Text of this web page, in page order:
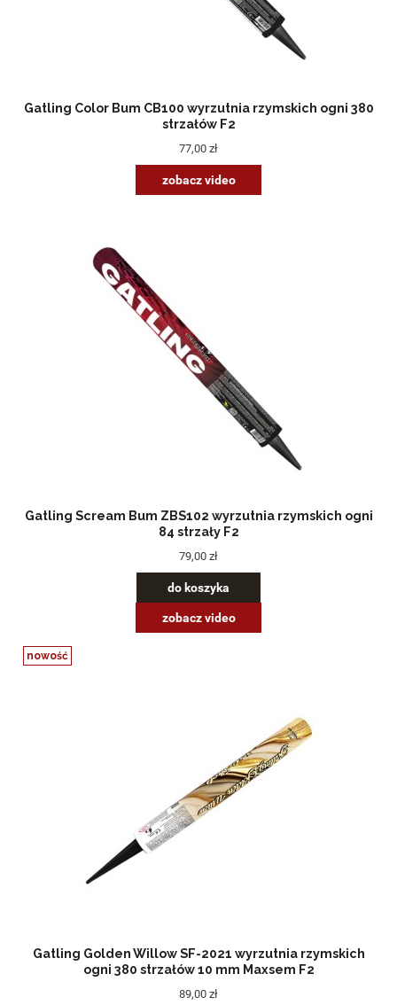
Gatling Color Bum CB100 wyrzutnia rzymskich ogni 380
strzałów F2
77,00 zł
zobacz video
Gatling Scream Bum ZBS102 wyrzutnia rzymskich ogni
84 strzały F2
79,00 zł
do koszyka
zobacz video
Gatling Golden Willow SF-2021 wyrzutnia rzymskich
ogni 380 strzałów 10 mm Maxsem F2
89,00 zł
nowość